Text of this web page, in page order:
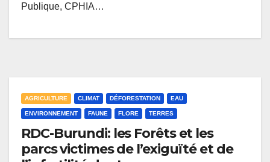
Publique, CPHIA…
AGRICULTURE CLIMAT DÉFORESTATION EAU
ENVIRONNEMENT FAUNE FLORE TERRES
RDC-Burundi: les Forêts et les
parcs victimes de l’exiguïté et de